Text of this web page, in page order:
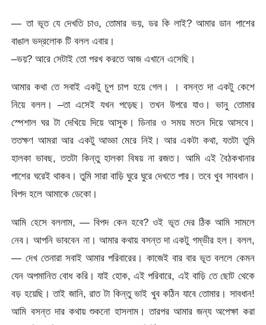
— তা ভূত যে দেখতি চাও, তোমার ভয়, ডর কি লাই? আমার ডান পাশের
বাঙাল ভদ্রলোক টি বলল এবার।
–ভয়? আরে সেটাই তো পরখ করতে আজ এখানে এসেছি।
আমার কথা তে সবাই একটু চুপ চাপ হয়ে গেল। । বসন্ত দা একটু কেশে
নিয়ে বলল। –তা এসেই যখন পড়েছ। তখন উপরে যাও। ভানু তোমার
স্পেশাল ঘর টা দেখিয়ে দিয়ে আসুক। ডিনার ও সময় মতন দিয়ে আসবে।
ততক্ষণ আমরা আর একটু আড্ডা মেরে নিই। আর একটা কথা, যতটা তুমি
হালকা ভাবছ, ততটা কিন্তু হালকা বিষয় না রজত। আমি এই বৈঠকখানার
পাশের ঘরেই থাকব। তুমি সারা বাড়ি ঘুরে ঘুরে দেখতে পার। তবে খুব সাবধান।
বিপদ হলে আমাকে ডেকো।
আমি হেসে বললাম, — বিপদ কেন হবে? ওই ভূত দের ঠিক আমি সামলে
নেব। আপনি ভাববেন না। আমার কথায় বসন্ত দা একটু গম্ভীর হল। বলল,
— দেখ তেনারা সবাই আমার পরিবারের। কাজেই বার বার ভূত বললে কেমন
যেন অপমানিত বোধ করি। যাই হোক, এই পরিবারে, এই বাড়ি তে ছোট থেকে
বড় হয়েছি। তাই জানি, রাত টা কিন্তু ভাই খুব কঠিন যাবে তোমার। সাবধান!
আমি বসন্ত দার কথায় শুকনো হাসলাম। তারপর আমার জন্য অপেক্ষা করা